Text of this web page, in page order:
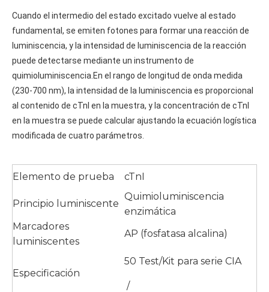
Cuando el intermedio del estado excitado vuelve al estado
fundamental, se emiten fotones para formar una reacción de
luminiscencia, y la intensidad de luminiscencia de la reacción
puede detectarse mediante un instrumento de
quimioluminiscencia.En el rango de longitud de onda medida
(230-700 nm), la intensidad de la luminiscencia es proporcional
al contenido de cTnI en la muestra, y la concentración de cTnI
en la muestra se puede calcular ajustando la ecuación logística
modificada de cuatro parámetros.
Elemento de prueba cTnI
Principio luminiscente
Quimioluminiscencia
enzimática
Marcadores
luminiscentes
AP (fosfatasa alcalina)
Especificación
50 Test/Kit para serie CIA
/